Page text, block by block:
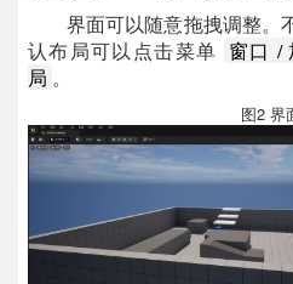
界面可以随意拖拽调整。
认布局可以点击菜单 窗口 /
局 。
图2 界